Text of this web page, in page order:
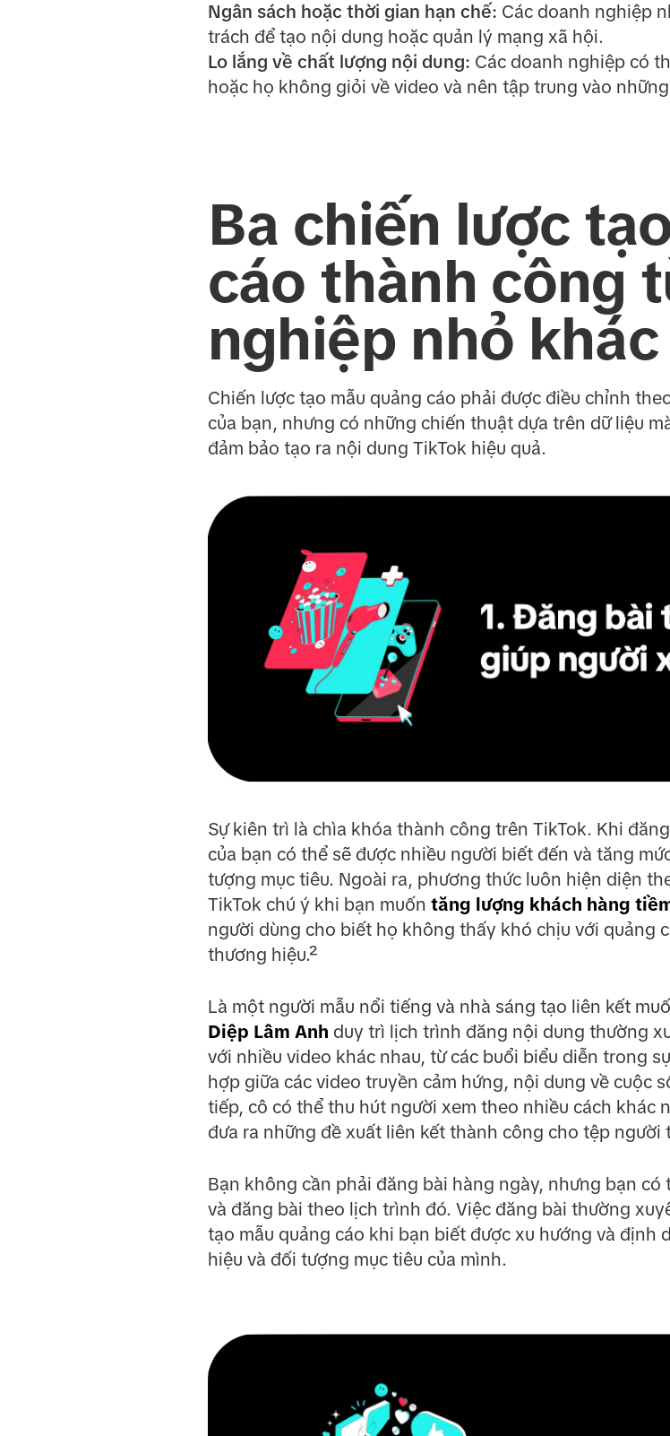
Ngân sách hoặc thời gian hạn chế: Các doanh nghiệp
trách để tạo nội dung hoặc quản lý mạng xã hội.
Lo lắng về chất lượng nội dung: Các doanh nghiệp có
hoặc họ không giỏi về video và nên tập trung vào
Ba chiến lược
cáo thành công
nghiệp nhỏ khác
Chiến lược tạo mẫu quảng cáo phải được điều chỉnh
của bạn, nhưng có những chiến thuật dựa trên dữ liệu
đảm bảo tạo ra nội dung TikTok hiệu quả.
Sự kiên trì là chìa khóa thành công trên TikTok. Khi
của bạn có thể sẽ được nhiều người biết đến và tăng
tượng mục tiêu. Ngoài ra, phương thức luôn hiện diện
TikTok chú ý khi bạn muốn tăng lượng khách hàng
người dùng cho biết họ không thấy khó chịu với quảng
thương hiệu.²
Là một người mẫu nổi tiếng và nhà sáng tạo liên kết
Diệp Lâm Anh duy trì lịch trình đăng nội dung thường
với nhiều video khác nhau, từ các buổi biểu diễn trong
hợp giữa các video truyền cảm hứng, nội dung về cuộc
tiếp, cô có thể thu hút người xem theo nhiều cách khác
đưa ra những đề xuất liên kết thành công cho tệp người
Bạn không cần phải đăng bài hàng ngày, nhưng bạn
và đăng bài theo lịch trình đó. Việc đăng bài thường
tạo mẫu quảng cáo khi bạn biết được xu hướng và định
hiệu và đối tượng mục tiêu của mình.